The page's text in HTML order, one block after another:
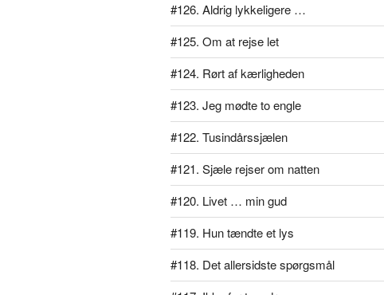
#126. Aldrig lykkeligere …
#125. Om at rejse let
#124. Rørt af kærligheden
#123. Jeg mødte to engle
#122. Tusindårssjælen
#121. Sjæle rejser om natten
#120. Livet … min gud
#119. Hun tændte et lys
#118. Det allersidste spørgsmål